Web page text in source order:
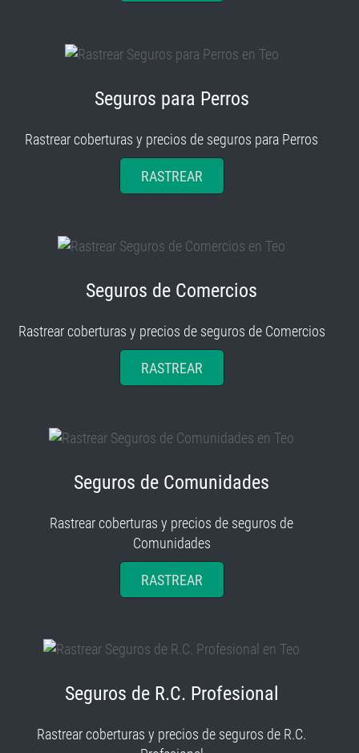
Rastrear coberturas y precios de seguros para Perros
RASTREAR
Rastrear coberturas y precios de seguros de Comercios
RASTREAR
Rastrear coberturas y precios de seguros de
Comunidades
RASTREAR
Rastrear coberturas y precios de seguros de R.C.
Profesional